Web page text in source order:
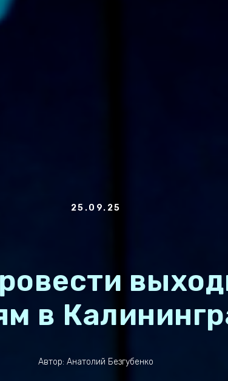
25.09.25
в
Автор: Анатолий Безгубенко